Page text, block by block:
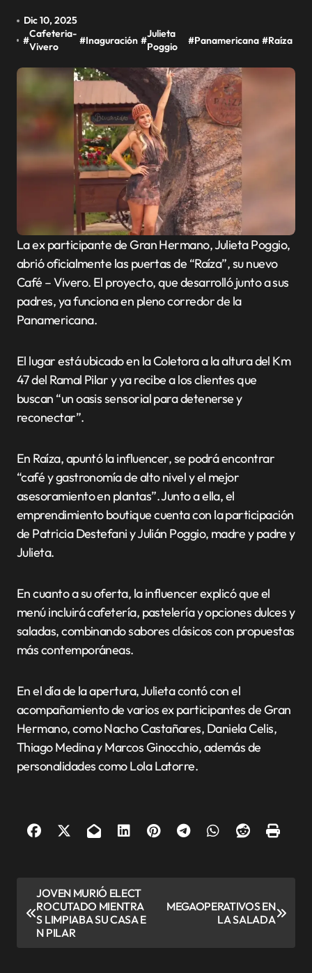
Dic 10, 2025
#
Cafeteria-
Vivero
#Inaguración #
Julieta
Poggio
#Panamericana #Raíza
La ex participante de Gran Hermano, Julieta Poggio,
abrió oficialmente las puertas de “Raíza”, su nuevo
Café – Vivero. El proyecto, que desarrolló junto a sus
padres, ya funciona en pleno corredor de la
Panamericana.
El lugar está ubicado en la Coletora a la altura del Km
47 del Ramal Pilar y ya recibe a los clientes que
buscan “un oasis sensorial para detenerse y
reconectar”.
En Raíza, apuntó la influencer, se podrá encontrar
“café y gastronomía de alto nivel y el mejor
asesoramiento en plantas”. Junto a ella, el
emprendimiento boutique cuenta con la participación
de Patricia Destefani y Julián Poggio, madre y padre y
Julieta.
En cuanto a su oferta, la influencer explicó que el
menú incluirá cafetería, pastelería y opciones dulces y
saladas, combinando sabores clásicos con propuestas
más contemporáneas.
En el día de la apertura, Julieta contó con el
acompañamiento de varios ex participantes de Gran
Hermano, como Nacho Castañares, Daniela Celis,
Thiago Medina y Marcos Ginocchio, además de
personalidades como Lola Latorre.
a
JOVEN MURIÓ ELECT
ROCUTADO MIENTRA
S LIMPIABA SU CASA E
N PILAR
MEGAOPERATIVOS EN
LA SALADA